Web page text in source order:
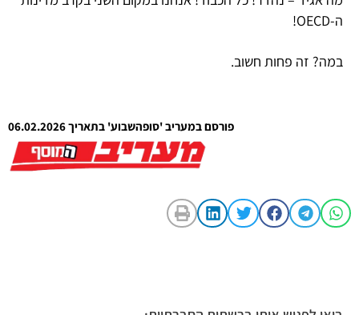
ה-OECD!
במה? זה פחות חשוב.
פורסם במעריב 'סופהשבוע' בתאריך 06.02.2026